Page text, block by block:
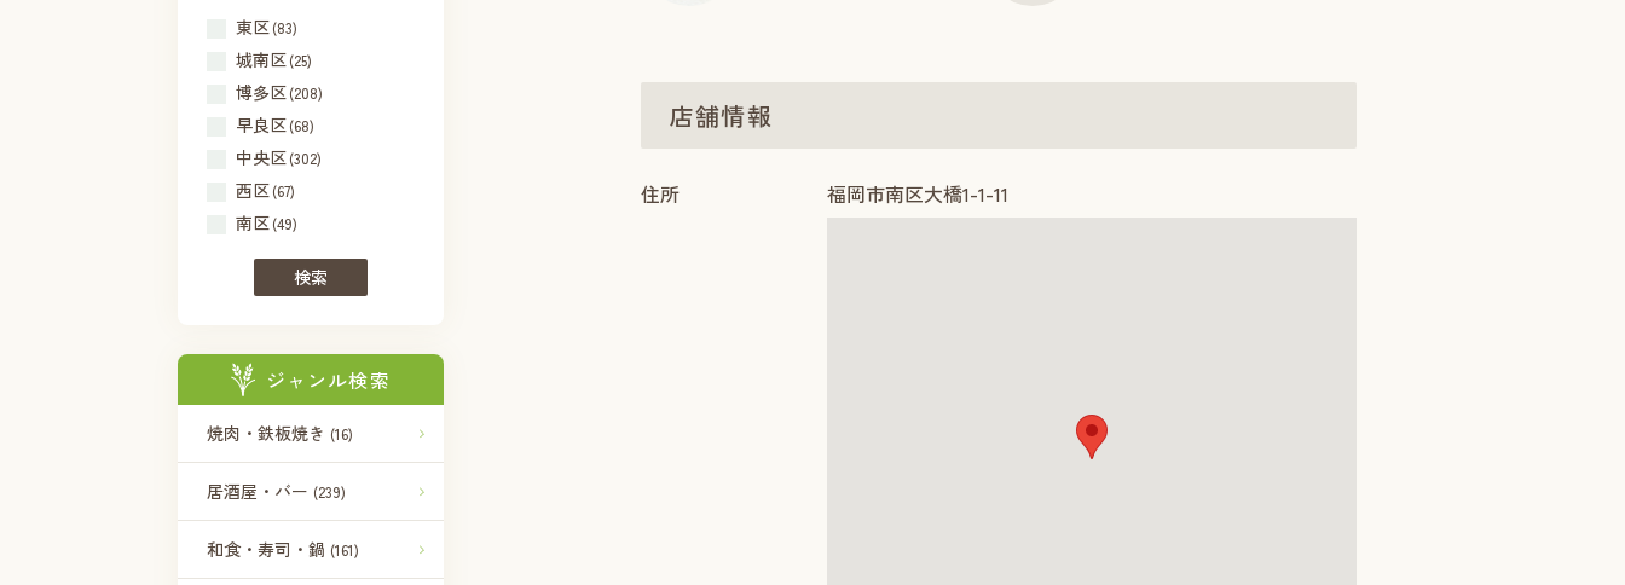
東区(83)
城南区(25)
博多区(208)
早良区(68)
中央区(302)
西区(67)
南区(49)
検索
ジャンル検索
焼肉・鉄板焼き (16)
居酒屋・バー (239)
和食・寿司・鍋 (161)
店舗情報
住所 福岡市南区大橋1-1-11